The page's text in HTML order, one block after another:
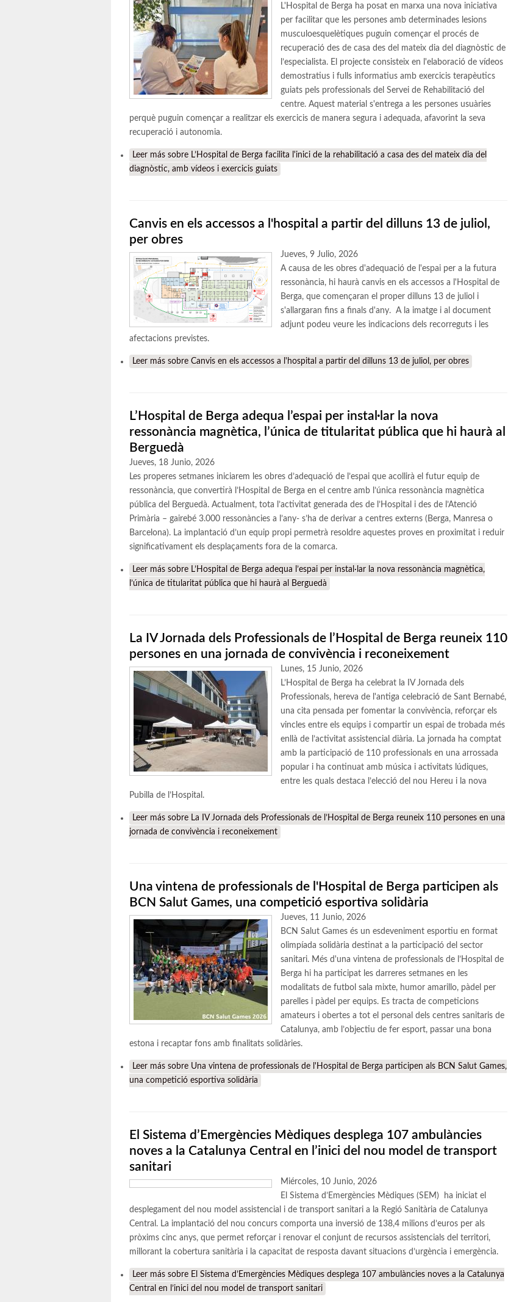
L'Hospital de Berga ha posat en marxa una nova iniciativa
per facilitar que les persones amb determinades lesions
musculoesquelètiques puguin començar el procés de
recuperació des de casa des del mateix dia del diagnòstic de
l’especialista. El projecte consisteix en l'elaboració de vídeos
demostratius i fulls informatius amb exercicis terapèutics
guiats pels professionals del Servei de Rehabilitació del
centre. Aquest material s'entrega a les persones usuàries
perquè puguin començar a realitzar els exercicis de manera segura i adequada, afavorint la seva
recuperació i autonomia.
Leer más sobre L’Hospital de Berga facilita l'inici de la rehabilitació a casa des del mateix dia del
diagnòstic, amb vídeos i exercicis guiats
Canvis en els accessos a l'hospital a partir del dilluns 13 de juliol,
per obres
Jueves, 9 Julio, 2026
A causa de les obres d'adequació de l'espai per a la futura
ressonància, hi haurà canvis en els accessos a l'Hospital de
Berga, que començaran el proper dilluns 13 de juliol i
s'allargaran fins a finals d'any. A la imatge i al document
adjunt podeu veure les indicacions dels recorreguts i les
afectacions previstes.
Leer más sobre Canvis en els accessos a l'hospital a partir del dilluns 13 de juliol, per obres
L’Hospital de Berga adequa l’espai per instal·lar la nova
ressonància magnètica, l’única de titularitat pública que hi haurà al
Berguedà
Jueves, 18 Junio, 2026
Les properes setmanes iniciarem les obres d’adequació de l’espai que acollirà el futur equip de
ressonància, que convertirà l’Hospital de Berga en el centre amb l’única ressonància magnètica
pública del Berguedà. Actualment, tota l’activitat generada des de l’Hospital i des de l’Atenció
Primària – gairebé 3.000 ressonàncies a l’any- s’ha de derivar a centres externs (Berga, Manresa o
Barcelona). La implantació d’un equip propi permetrà resoldre aquestes proves en proximitat i reduir
significativament els desplaçaments fora de la comarca.
Leer más sobre L’Hospital de Berga adequa l’espai per instal·lar la nova ressonància magnètica,
l’única de titularitat pública que hi haurà al Berguedà
La IV Jornada dels Professionals de l’Hospital de Berga reuneix 110
persones en una jornada de convivència i reconeixement
Lunes, 15 Junio, 2026
L’Hospital de Berga ha celebrat la IV Jornada dels
Professionals, hereva de l'antiga celebració de Sant Bernabé,
una cita pensada per fomentar la convivència, reforçar els
vincles entre els equips i compartir un espai de trobada més
enllà de l’activitat assistencial diària. La jornada ha comptat
amb la participació de 110 professionals en una arrossada
popular i ha continuat amb música i activitats lúdiques,
entre les quals destaca l’elecció del nou Hereu i la nova
Pubilla de l’Hospital.
Leer más sobre La IV Jornada dels Professionals de l’Hospital de Berga reuneix 110 persones en una
jornada de convivència i reconeixement
Una vintena de professionals de l'Hospital de Berga participen als
BCN Salut Games, una competició esportiva solidària
Jueves, 11 Junio, 2026
BCN Salut Games és un esdeveniment esportiu en format
olimpíada solidària destinat a la participació del sector
sanitari. Més d'una vintena de professionals de l’Hospital de
Berga hi ha participat les darreres setmanes en les
modalitats de futbol sala mixte, humor amarillo, pàdel per
parelles i pàdel per equips. Es tracta de competicions
amateurs i obertes a tot el personal dels centres sanitaris de
Catalunya, amb l’objectiu de fer esport, passar una bona
estona i recaptar fons amb finalitats solidàries.
Leer más sobre Una vintena de professionals de l'Hospital de Berga participen als BCN Salut Games,
una competició esportiva solidària
El Sistema d’Emergències Mèdiques desplega 107 ambulàncies
noves a la Catalunya Central en l’inici del nou model de transport
sanitari
Miércoles, 10 Junio, 2026
El Sistema d’Emergències Mèdiques (SEM) ha iniciat el
desplegament del nou model assistencial i de transport sanitari a la Regió Sanitària de Catalunya
Central. La implantació del nou concurs comporta una inversió de 138,4 milions d’euros per als
pròxims cinc anys, que permet reforçar i renovar el conjunt de recursos assistencials del territori,
millorant la cobertura sanitària i la capacitat de resposta davant situacions d’urgència i emergència.
Leer más sobre El Sistema d’Emergències Mèdiques desplega 107 ambulàncies noves a la Catalunya
Central en l’inici del nou model de transport sanitari